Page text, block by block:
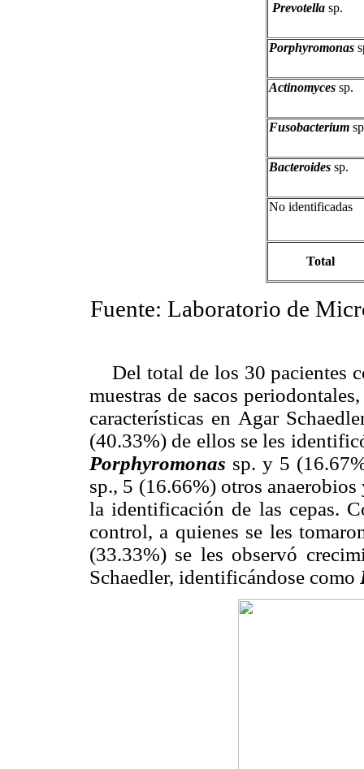
Prevotella sp.
Porphyromonas
Actinomyces sp.
Fusobacterium
Bacteroides sp.
No identificadas
Total
Fuente: Laboratorio de
Del total de los 30 pacientes
muestras de sacos
características en Agar
(40.33%) de ellos se les
Porphyromonas sp. y 5
sp., 5 (16.66%) otros
la identificación de las cepas.
control, a quienes se les
(33.33%) se les observó
Schaedler, identificándose como